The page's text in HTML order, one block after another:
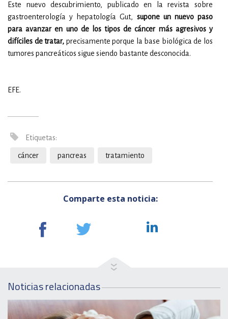
Este nuevo descubrimiento, publicado en la revista sobre
gastroenterología y hepatología Gut, supone un nuevo paso
para avanzar en uno de los tipos de cáncer más agresivos y
difíciles de tratar, precisamente porque la base biológica de los
tumores pancreáticos sigue siendo bastante desconocida.
EFE.
Etiquetas:
cáncer pancreas tratamiento
Comparte esta noticia:
Noticias relacionadas